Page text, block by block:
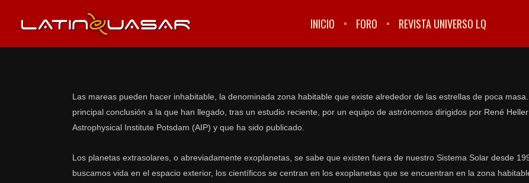
INICIO FORO REVISTA UNIVERSO LQ
Las mareas pueden hacer inhabitable, la denominada zona habitable que existe alrededor de las estrellas de poca
principal conclusión a la que han llegado, tras un estudio reciente, por un equipo de astrónomos dirigidos por René
Astrophysical Institute Potsdam (AIP) y que ha sido publicado.
Los planetas extrasolares, o abreviadamente exoplanetas, se sabe que existen fuera de nuestro Sistema Solar desde
buscamos vida en el espacio exterior, los científicos se centran en los exoplanetas que se encuentran en la zona